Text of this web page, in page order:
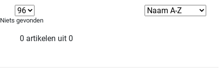
Niets gevonden
0 artikelen uit 0